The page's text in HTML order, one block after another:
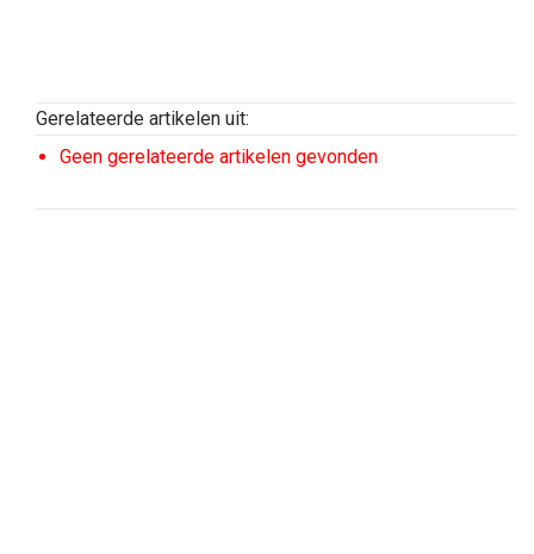
Gerelateerde artikelen uit:
Geen gerelateerde artikelen gevonden